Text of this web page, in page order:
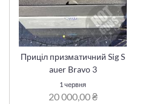
Приціл призматичний Sig S
auer Bravo 3
1 червня
20 000,00 ₴